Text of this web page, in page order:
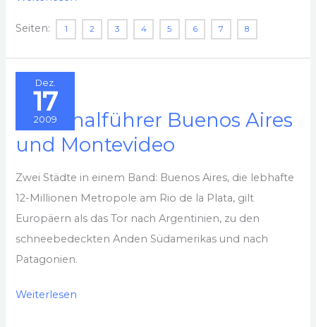
Mit
Transsib
nach
Peking
Seiten: 1 2 3 4 5 6 7 8
Dez.
17
2009
Regionalführer Buenos Aires
und Montevideo
Zwei Städte in einem Band: Buenos Aires, die lebhafte
12-Millionen Metropole am Rio de la Plata, gilt
Europäern als das Tor nach Argentinien, zu den
schneebedeckten Anden Südamerikas und nach
Patagonien.
Regionalführer
Weiterlesen